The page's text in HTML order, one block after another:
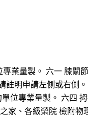
業量製。 六一 膝關
註明申請左側或右側
位專業量製。 六四
家、各級榮院 檢附物